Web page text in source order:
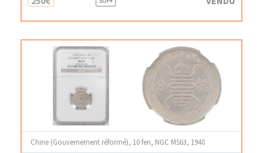
Chine (Gouvernement réformé), 10 fen, NGC MS63, 1940